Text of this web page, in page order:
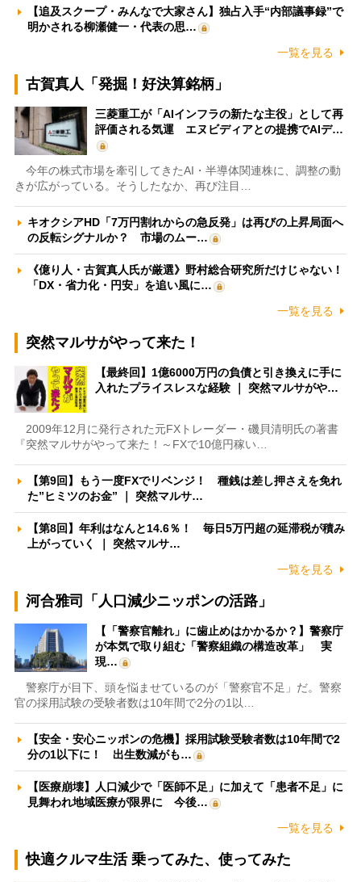
【追及スクープ・みんなで大家さん】独占入手“内部議事録”で
明かされる柳瀬健一・代表の思…
一覧を見る
古賀真人「発掘！好決算銘柄」
三菱重工が「AIインフラの新たな主役」として再
評価される気運 エヌビディアとの提携でAIデ…
今年の株式市場を牽引してきたAI・半導体関連株に、調整の動
きが広がっている。そうしたなか、再び注目…
キオクシアHD「7万円割れからの急反発」は再びの上昇局面へ
の反転シグナルか？ 市場のムー…
《億り人・古賀真人氏が厳選》野村総合研究所だけじゃない！
「DX・省力化・円安」を追い風に…
一覧を見る
突然マルサがやって来た！
【最終回】1億6000万円の負債と引き換えに手に
入れたプライスレスな経験 ｜ 突然マルサがや…
2009年12月に発行された元FXトレーダー・磯貝清明氏の著書
『突然マルサがやって来た！～FXで10億円稼い…
【第9回】もう一度FXでリベンジ！ 種銭は差し押さえを免れ
た”ヒミツのお金” ｜ 突然マルサ…
【第8回】年利はなんと14.6％！ 毎日5万円超の延滞税が積み
上がっていく ｜ 突然マルサ…
一覧を見る
河合雅司「人口減少ニッポンの活路」
【「警察官離れ」に歯止めはかかるか？】警察庁
が本気で取り組む「警察組織の構造改革」 実
現…
警察庁が目下、頭を悩ませているのが「警察官不足」だ。警察
官の採用試験の受験者数は10年間で2分の1以…
【安全・安心ニッポンの危機】採用試験受験者数は10年間で2
分の1以下に！ 出生数減がも…
【医療崩壊】人口減少で「医師不足」に加えて「患者不足」に
見舞われ地域医療が限界に 今後…
一覧を見る
快適クルマ生活 乗ってみた、使ってみた